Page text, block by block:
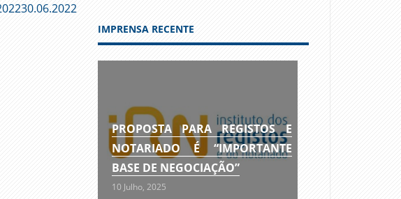
30.06.2022
IMPRENSA RECENTE
PROPOSTA PARA REGISTOS E
NOTARIADO É “IMPORTANTE
BASE DE NEGOCIAÇÃO”
10 Julho, 2025